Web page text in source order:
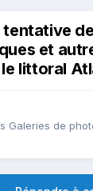
tentative
et
littoral
Galeries de